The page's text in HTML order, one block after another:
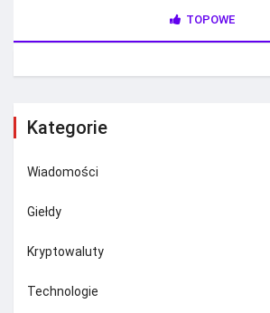
TOPOWE
Kategorie
Wiadomości
Giełdy
Kryptowaluty
Technologie